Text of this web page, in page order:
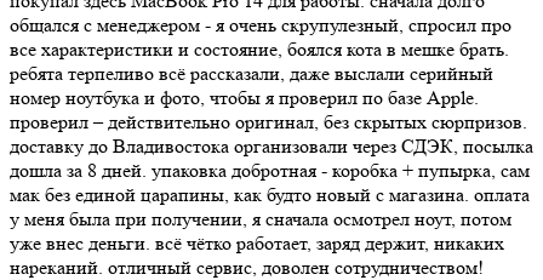
общался с менеджером - я очень скрупулезный, спросил про
все характеристики и состояние, боялся кота в мешке брать.
ребята терпеливо всё рассказали, даже выслали серийный
номер ноутбука и фото, чтобы я проверил по базе Apple.
проверил – действительно оригинал, без скрытых сюрпризов.
доставку до Владивостока организовали через СДЭК, посылка
дошла за 8 дней. упаковка добротная - коробка + пупырка, сам
мак без единой царапины, как будто новый с магазина. оплата
у меня была при получении, я сначала осмотрел ноут, потом
уже внес деньги. всё чётко работает, заряд держит, никаких
нареканий. отличный сервис, доволен сотрудничеством!